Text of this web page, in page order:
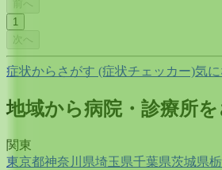
前へ
1
次へ
症状からさがす (症状チェッカー)気
地域から病院・診療所
関東
東京都神奈川県埼玉県千葉県茨城県